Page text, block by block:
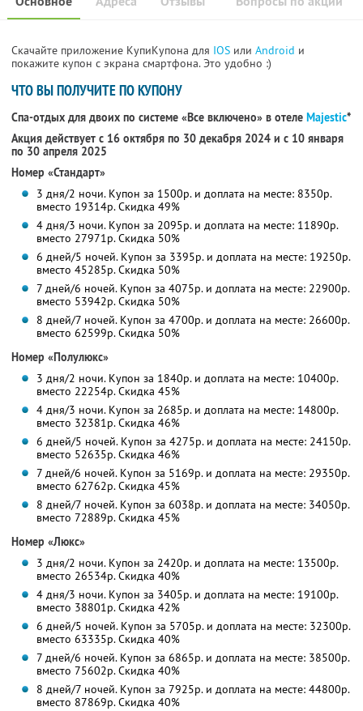
Скачайте приложение КупиКупона для IOS или Android и
покажите купон с экрана смартфона. Это удобно :)
ЧТО ВЫ ПОЛУЧИТЕ ПО КУПОНУ
Спа-отдых для двоих по системе «Все включено» в отеле Majestic*
Акция действует с 16 октября по 30 декабря 2024 и с 10 января
по 30 апреля 2025
Номер «Стандарт»
3 дня/2 ночи. Купон за 1500р. и доплата на месте: 8350р.
вместо 19314р. Скидка 49%
4 дня/3 ночи. Купон за 2095р. и доплата на месте: 11890р.
вместо 27971р. Скидка 50%
6 дней/5 ночей. Купон за 3395р. и доплата на месте: 19250р.
вместо 45285р. Скидка 50%
7 дней/6 ночей. Купон за 4075р. и доплата на месте: 22900р.
вместо 53942р. Скидка 50%
8 дней/7 ночей. Купон за 4700р. и доплата на месте: 26600р.
вместо 62599р. Скидка 50%
Номер «Полулюкс»
3 дня/2 ночи. Купон за 1840р. и доплата на месте: 10400р.
вместо 22254р. Скидка 45%
4 дня/3 ночи. Купон за 2685р. и доплата на месте: 14800р.
вместо 32381р. Скидка 46%
6 дней/5 ночей. Купон за 4275р. и доплата на месте: 24150р.
вместо 52635р. Скидка 46%
7 дней/6 ночей. Купон за 5169р. и доплата на месте: 29350р.
вместо 62762р. Скидка 45%
8 дней/7 ночей. Купон за 6038р. и доплата на месте: 34050р.
вместо 72889р. Скидка 45%
Номер «Люкс»
3 дня/2 ночи. Купон за 2420р. и доплата на месте: 13500р.
вместо 26534р. Скидка 40%
4 дня/3 ночи. Купон за 3405р. и доплата на месте: 19100р.
вместо 38801р. Скидка 42%
6 дней/5 ночей. Купон за 5705р. и доплата на месте: 32300р.
вместо 63335р. Скидка 40%
7 дней/6 ночей. Купон за 6865р. и доплата на месте: 38500р.
вместо 75602р. Скидка 40%
8 дней/7 ночей. Купон за 7925р. и доплата на месте: 44800р.
вместо 87869р. Скидка 40%